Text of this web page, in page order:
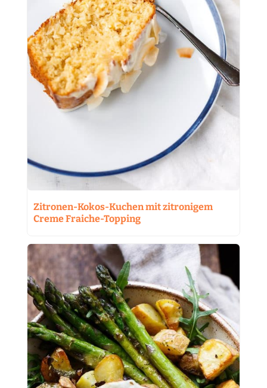
Zitronen-Kokos-Kuchen mit zitronigem
Creme Fraiche-Topping